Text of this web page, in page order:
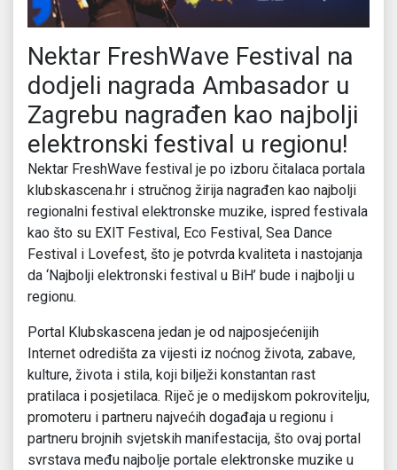
Nektar FreshWave Festival na
dodjeli nagrada Ambasador u
Zagrebu nagrađen kao najbolji
elektronski festival u regionu!
Nektar FreshWave festival je po izboru čitalaca portala
klubskascena.hr i stručnog žirija nagrađen kao najbolji
regionalni festival elektronske muzike, ispred festivala
kao što su EXIT Festival, Eco Festival, Sea Dance
Festival i Lovefest, što je potvrda kvaliteta i nastojanja
da ‘Najbolji elektronski festival u BiH’ bude i najbolji u
regionu.
Portal Klubskascena jedan je od najposjećenijih
Internet odredišta za vijesti iz noćnog života, zabave,
kulture, života i stila, koji bilježi konstantan rast
pratilaca i posjetilaca. Riječ je o medijskom pokrovitelju,
promoteru i partneru najvećih događaja u regionu i
partneru brojnih svjetskih manifestacija, što ovaj portal
svrstava među najbolje portale elektronske muzike u